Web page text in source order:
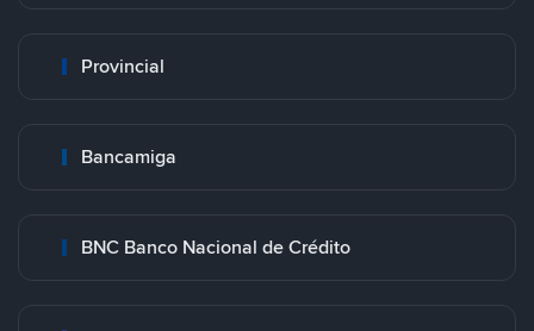
Provincial
Bancamiga
BNC Banco Nacional de Crédito